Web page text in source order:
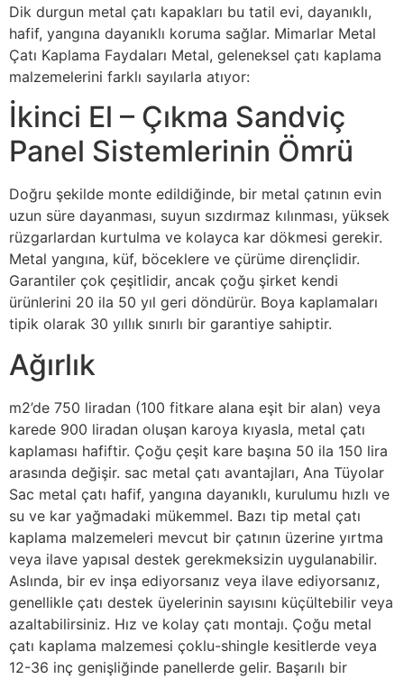
Dik durgun metal çatı kapakları bu tatil evi, dayanıklı,
hafif, yangına dayanıklı koruma sağlar. Mimarlar Metal
Çatı Kaplama Faydaları Metal, geleneksel çatı kaplama
malzemelerini farklı sayılarla atıyor:
İkinci El – Çıkma Sandviç
Panel Sistemlerinin Ömrü
Doğru şekilde monte edildiğinde, bir metal çatının evin
uzun süre dayanması, suyun sızdırmaz kılınması, yüksek
rüzgarlardan kurtulma ve kolayca kar dökmesi gerekir.
Metal yangına, küf, böceklere ve çürüme dirençlidir.
Garantiler çok çeşitlidir, ancak çoğu şirket kendi
ürünlerini 20 ila 50 yıl geri döndürür. Boya kaplamaları
tipik olarak 30 yıllık sınırlı bir garantiye sahiptir.
Ağırlık
m2’de 750 liradan (100 fitkare alana eşit bir alan) veya
karede 900 liradan oluşan karoya kıyasla, metal çatı
kaplaması hafiftir. Çoğu çeşit kare başına 50 ila 150 lira
arasında değişir. sac metal çatı avantajları, Ana Tüyolar
Sac metal çatı hafif, yangına dayanıklı, kurulumu hızlı ve
su ve kar yağmadaki mükemmel. Bazı tip metal çatı
kaplama malzemeleri mevcut bir çatının üzerine yırtma
veya ilave yapısal destek gerekmeksizin uygulanabilir.
Aslında, bir ev inşa ediyorsanız veya ilave ediyorsanız,
genellikle çatı destek üyelerinin sayısını küçültebilir veya
azaltabilirsiniz. Hız ve kolay çatı montajı. Çoğu metal
çatı kaplama malzemesi çoklu-shingle kesitlerde veya
12-36 inç genişliğinde panellerde gelir. Başarılı bir